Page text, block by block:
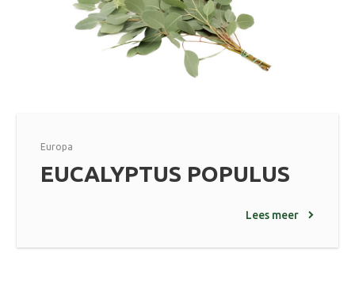
Europa
EUCALYPTUS POPULUS
Lees meer